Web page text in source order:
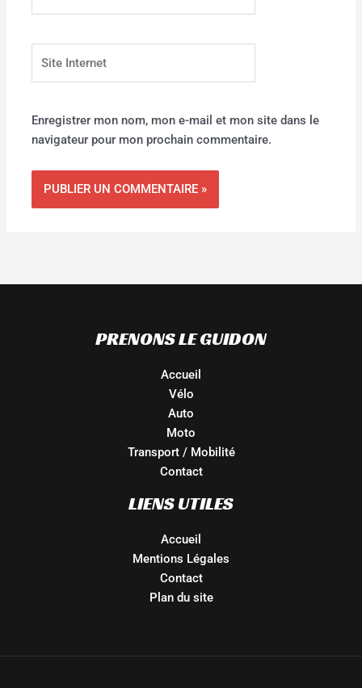
Internet
Enregistrer mon nom, mon e-mail et mon site dans le
navigateur pour mon prochain commentaire.
PRENONS LE GUIDON
Accueil
Vélo
Auto
Moto
Transport / Mobilité
Contact
LIENS UTILES
Accueil
Mentions Légales
Contact
Plan du site